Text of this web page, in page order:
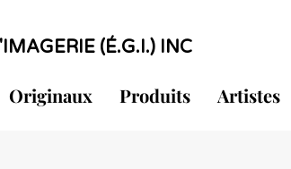
(É.G.I.) INC
Originaux Produits Artistes